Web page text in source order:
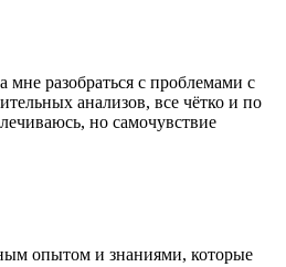
разобраться с проблемами с
анализов, все чётко и по
но самочувствие
опытом и знаниями, которые